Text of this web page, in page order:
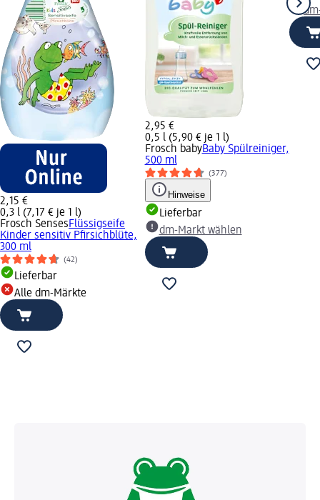
2,15 €
0,3 l (7,17 € je 1 l)
Frosch SensesFlüssigseife
Kinder sensitiv Pfirsichblüte,
300 ml
(42)
Lieferbar
Alle dm-Märkte
2,95 €
0,5 l (5,90 € je 1 l)
Frosch babyBaby Spülreiniger,
500 ml
(377)
Hinweise
Lieferbar
dm-Markt wählen